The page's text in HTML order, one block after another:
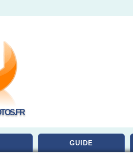
GUIDE